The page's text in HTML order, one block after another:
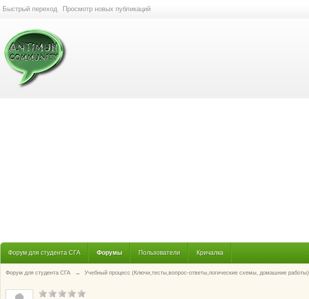
Быстрый переход Просмотр новых публикаций
Форум для студента СГА Форумы Пользователи Кричалка
Форум для студента СГА → Учебный процесс (Ключи,тесты,вопрос-ответы,логические схемы, домашние работы)